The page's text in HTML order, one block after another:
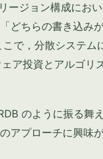
ージョン構成にお
どちらの書き込み
で，分散システム
ア投資とアルゴリ
のように振る舞
アプローチに興味